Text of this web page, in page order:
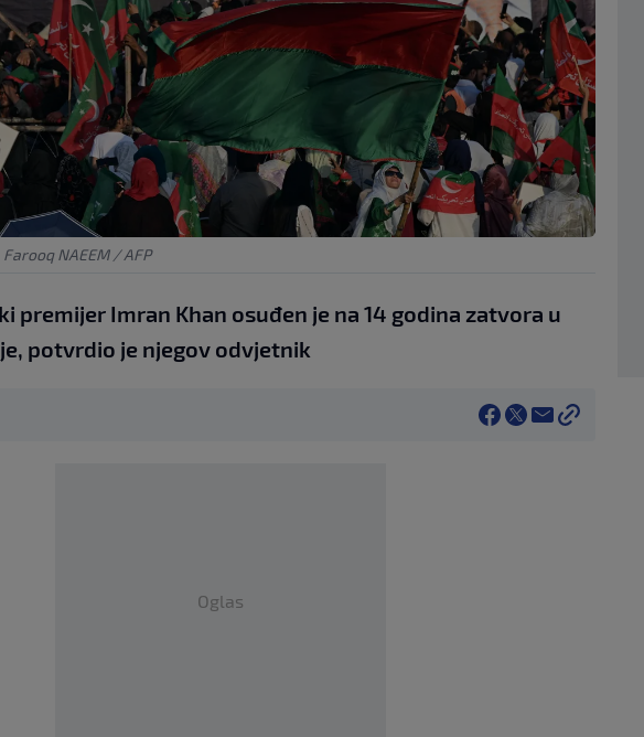
Farooq NAEEM / AFP
premijer Imran Khan osuđen je na 14 godina zatvora u
potvrdio je njegov odvjetnik
Oglas